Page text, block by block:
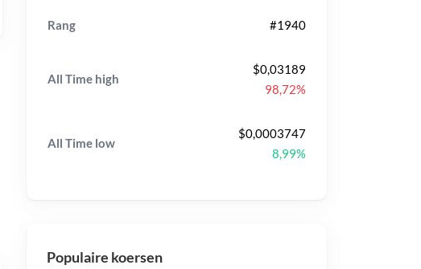
Rang #1940
All Time high
$0,03189
98,72%
All Time low
$0,0003747
8,99%
Populaire koersen